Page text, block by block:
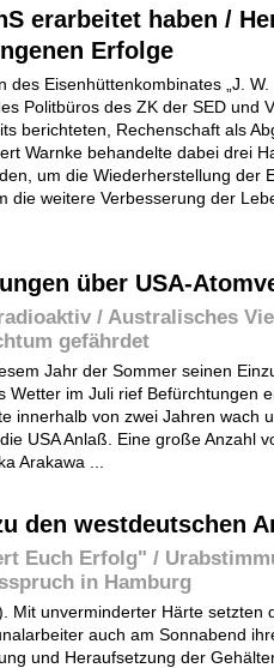
erarbeitet haben /
Erfolge
des Eisenhüttenkombinates „J.
Politbüros des ZK der SED und
berichteten, Rechenschaft als
Warnke behandelte dabei drei
um die Wiederherstellung der
die weitere Verbesserung der
über USA-
/ Australisches
gefährdet
Jahr der Sommer seinen
Wetter im Juli rief Befürchtungen
innerhalb von zwei Jahren wach
USA Anlaß. Eine große Anzahl
Arakawa ...
den westdeutschen
Euch Erfolg" /
in Hamburg
Mit unverminderter Härte setzten
auch am Sonnabend
und Heraufsetzung der